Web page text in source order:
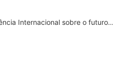
Internacional sobre o futuro…